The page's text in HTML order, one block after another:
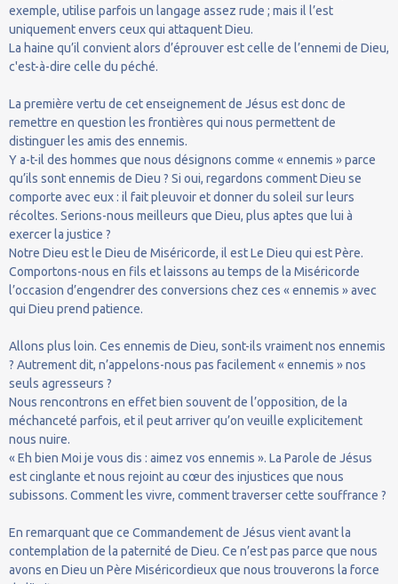
exemple, utilise parfois un langage assez rude ; mais il l’est
uniquement envers ceux qui attaquent Dieu.
La haine qu’il convient alors d’éprouver est celle de l’ennemi de Dieu,
c'est-à-dire celle du péché.
La première vertu de cet enseignement de Jésus est donc de
remettre en question les frontières qui nous permettent de
distinguer les amis des ennemis.
Y a-t-il des hommes que nous désignons comme « ennemis » parce
qu’ils sont ennemis de Dieu ? Si oui, regardons comment Dieu se
comporte avec eux : il fait pleuvoir et donner du soleil sur leurs
récoltes. Serions-nous meilleurs que Dieu, plus aptes que lui à
exercer la justice ?
Notre Dieu est le Dieu de Miséricorde, il est Le Dieu qui est Père.
Comportons-nous en fils et laissons au temps de la Miséricorde
l’occasion d’engendrer des conversions chez ces « ennemis » avec
qui Dieu prend patience.
Allons plus loin. Ces ennemis de Dieu, sont-ils vraiment nos ennemis
? Autrement dit, n’appelons-nous pas facilement « ennemis » nos
seuls agresseurs ?
Nous rencontrons en effet bien souvent de l’opposition, de la
méchanceté parfois, et il peut arriver qu’on veuille explicitement
nous nuire.
« Eh bien Moi je vous dis : aimez vos ennemis ». La Parole de Jésus
est cinglante et nous rejoint au cœur des injustices que nous
subissons. Comment les vivre, comment traverser cette souffrance ?
En remarquant que ce Commandement de Jésus vient avant la
contemplation de la paternité de Dieu. Ce n’est pas parce que nous
avons en Dieu un Père Miséricordieux que nous trouverons la force